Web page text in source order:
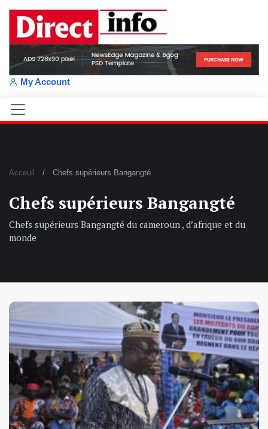
My Account
Acceuil Chefs supérieurs Bangangté
Chefs supérieurs Bangangté
Chefs supérieurs Bangangté du cameroun , d’afrique et du
monde